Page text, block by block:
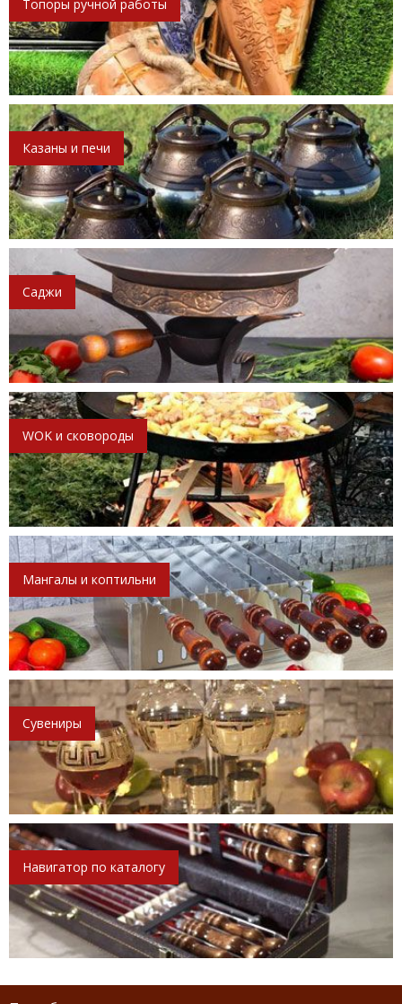
Топоры ручной работы
Казаны и печи
Саджи
WOK и сковороды
Мангалы и коптильни
Сувениры
Навигатор по каталогу